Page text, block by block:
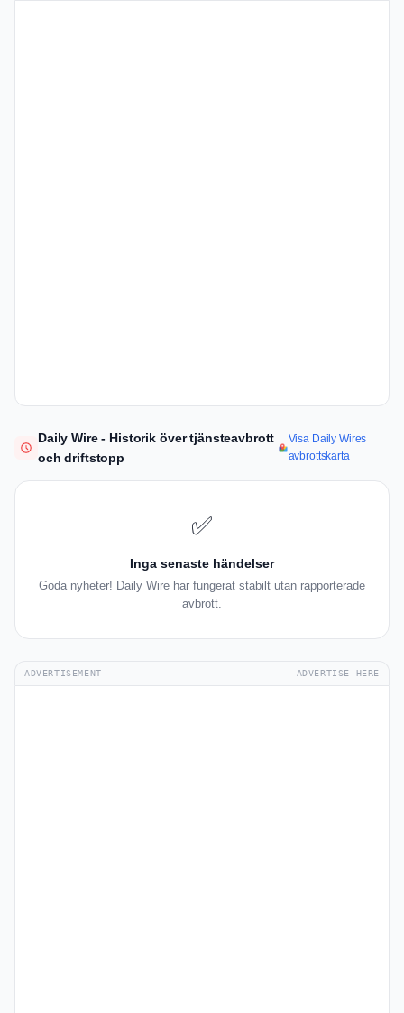
Daily Wire - Historik över tjänsteavbrott
och driftstopp
Visa Daily Wires
avbrottskarta
✅
Inga senaste händelser
Goda nyheter! Daily Wire har fungerat stabilt utan rapporterade
avbrott.
ADVERTISEMENT ADVERTISE HERE